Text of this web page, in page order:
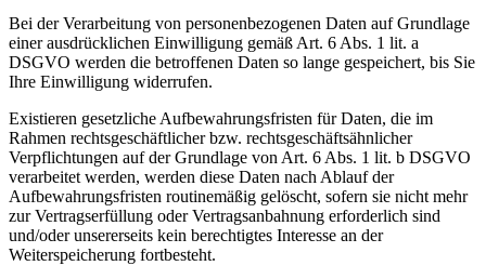
Bei der Verarbeitung von personenbezogenen Daten auf Grundlage
einer ausdrücklichen Einwilligung gemäß Art. 6 Abs. 1 lit. a
DSGVO werden die betroffenen Daten so lange gespeichert, bis Sie
Ihre Einwilligung widerrufen.
Existieren gesetzliche Aufbewahrungsfristen für Daten, die im
Rahmen rechtsgeschäftlicher bzw. rechtsgeschäftsähnlicher
Verpflichtungen auf der Grundlage von Art. 6 Abs. 1 lit. b DSGVO
verarbeitet werden, werden diese Daten nach Ablauf der
Aufbewahrungsfristen routinemäßig gelöscht, sofern sie nicht mehr
zur Vertragserfüllung oder Vertragsanbahnung erforderlich sind
und/oder unsererseits kein berechtigtes Interesse an der
Weiterspeicherung fortbesteht.